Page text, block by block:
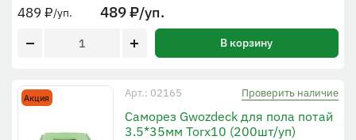
489 ₽/уп. 489₽/уп.
В корзину
Акция Арт.: 02165 Проверить наличие
Саморез Gwozdeck для пола потай
3.5*35мм Torx10 (200шт/уп)